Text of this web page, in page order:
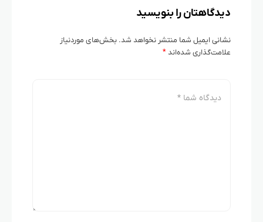
دیدگاهتان را بنویسید
نشانی ایمیل شما منتشر نخواهد شد. بخش‌های موردنیاز
علامت‌گذاری شده‌اند*